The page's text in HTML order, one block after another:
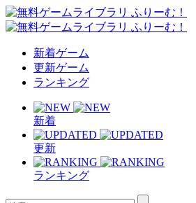
新着ゲーム
更新ゲーム
ランキング
新着
更新
ランキング